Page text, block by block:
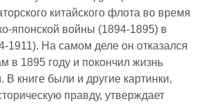
китайского флота во время
японской войны (1894-1895) в
1911). На самом деле он отказался
в 1895 году и покончил жизнь
В книге были и другие картинки,
правду, утверждает